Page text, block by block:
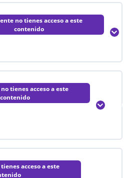
no tienes acceso a este
contenido
tienes acceso a este
contenido
Expandir
acceso a este